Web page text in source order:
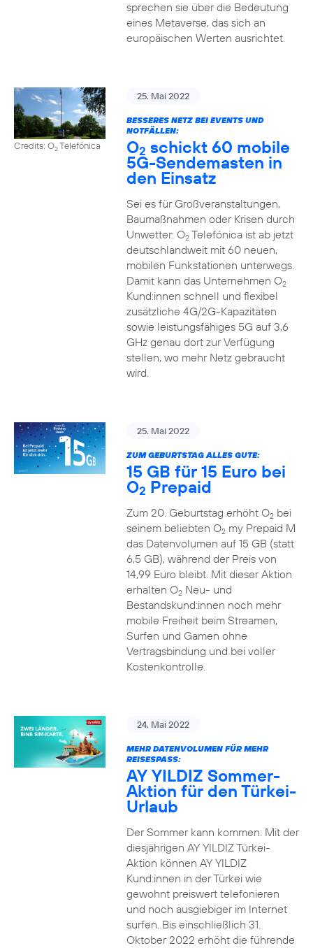
sprechen sie über die Bedeutung
eines Metaverse, das sich an
europäischen Werten ausrichtet.
Credits: O2Telefónica
25. Mai 2022
BESSERES NETZ BEI EVENTS UND
NOTFÄLLEN:
O2 schickt 60 mobile
5G-Sendemasten in
den Einsatz
Sei es für Großveranstaltungen,
Baumaßnahmen oder Krisen durch
Unwetter: O2Telefónica ist ab jetzt
deutschlandweit mit 60 neuen,
mobilen Funkstationen unterwegs.
Damit kann das Unternehmen O2
Kund:innen schnell und flexibel
zusätzliche 4G/2G-Kapazitäten
sowie leistungsfähiges 5G auf 3,6
GHz genau dort zur Verfügung
stellen, wo mehr Netz gebraucht
wird.
25. Mai 2022
ZUM GEBURTSTAG ALLES GUTE:
15 GB für 15 Euro bei
O2 Prepaid
Zum 20. Geburtstag erhöht O2bei
seinem beliebten O2my Prepaid M
das Datenvolumen auf 15 GB (statt
6,5 GB), während der Preis von
14,99 Euro bleibt. Mit dieser Aktion
erhalten O2Neu- und
Bestandskund:innen noch mehr
mobile Freiheit beim Streamen,
Surfen und Gamen ohne
Vertragsbindung und bei voller
Kostenkontrolle.
24. Mai 2022
MEHR DATENVOLUMEN FÜR MEHR
REISESPASS:
AY YILDIZ Sommer-
Aktion für den Türkei-
Urlaub
Der Sommer kann kommen: Mit der
diesjährigen AY YILDIZ Türkei-
Aktion können AY YILDIZ
Kund:innen in der Türkei wie
gewohnt preiswert telefonieren
und noch ausgiebiger im Internet
surfen. Bis einschließlich 31.
Oktober 2022 erhöht die führende